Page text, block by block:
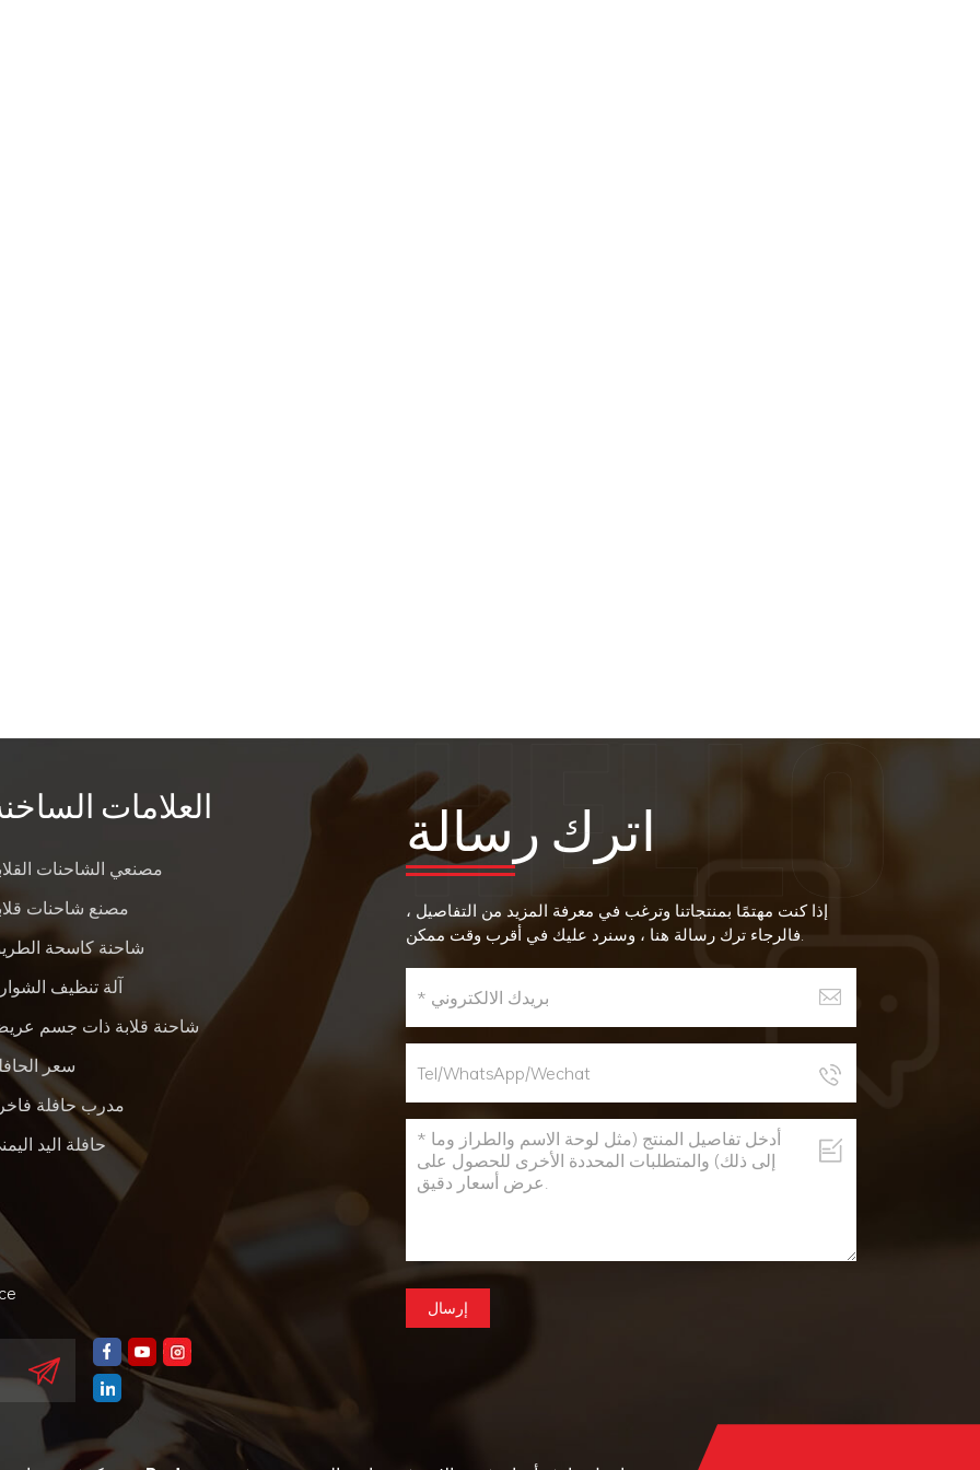
العلامات
مصنعي الشاحنات
مصنع شاحنات
شاحنة كاسحة
آلة تنظيف
شاحنة قلابة ذات جسم
سعر
مدرب حافلة
حافلة اليد
اترك رسالة
إذا كنت مهتمًا بمنتجاتنا وترغب في معرفة المزيد من التفاصيل ،
فالرجاء ترك رسالة هنا ، وسنرد عليك في أقرب وقت ممكن.
إرسال